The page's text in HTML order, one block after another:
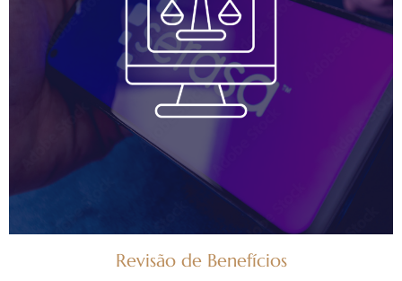
Revisão de Benefícios